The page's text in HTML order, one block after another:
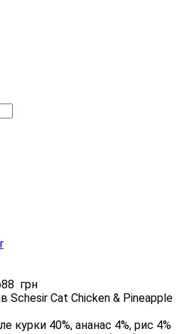
88 грн
Schesir Cat Chicken & Pineapple
курки 40%, ананас 4%, рис 4%